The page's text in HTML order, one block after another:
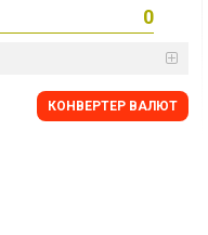
КОНВЕРТЕР ВАЛЮТ